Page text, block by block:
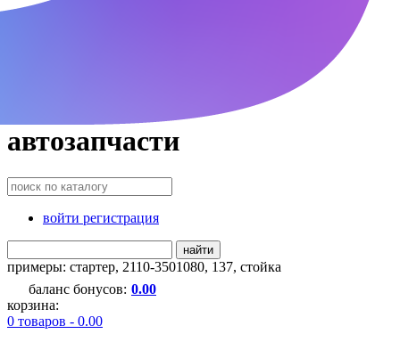
автозапчасти
войти регистрация
найти
примеры: стартер, 2110-3501080, 137, стойка
баланс бонусов: 0.00
корзина:
0 товаров - 0.00